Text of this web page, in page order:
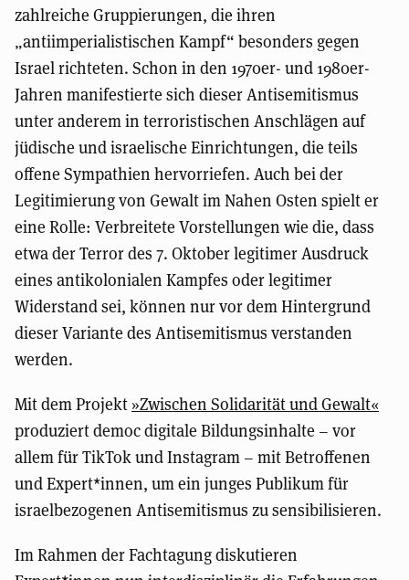
zahlreiche Gruppierungen, die ihren
„antiimperialistischen Kampf“ besonders gegen
Israel richteten. Schon in den 1970er- und 1980er-
Jahren manifestierte sich dieser Antisemitismus
unter anderem in terroristischen Anschlägen auf
jüdische und israelische Einrichtungen, die teils
offene Sympathien hervorriefen. Auch bei der
Legitimierung von Gewalt im Nahen Osten spielt er
eine Rolle: Verbreitete Vorstellungen wie die, dass
etwa der Terror des 7. Oktober legitimer Ausdruck
eines antikolonialen Kampfes oder legitimer
Widerstand sei, können nur vor dem Hintergrund
dieser Variante des Antisemitismus verstanden
werden.
Mit dem Projekt »Zwischen Solidarität und Gewalt«
produziert democ digitale Bildungsinhalte – vor
allem für TikTok und Instagram – mit Betroffenen
und Expert*innen, um ein junges Publikum für
israelbezogenen Antisemitismus zu sensibilisieren.
Im Rahmen der Fachtagung diskutieren